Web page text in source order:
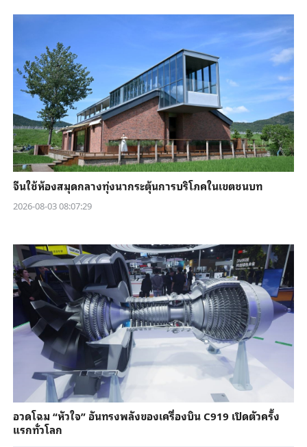
จีนใช้ห้องสมุดกลางทุ่งนากระตุ้นการบริโภคในเขตชนบท
2026-08-03 08:07:29
อวดโฉม “หัวใจ” อันทรงพลังของเครื่องบิน C919 เปิดตัวครั้ง
แรกทั่วโลก